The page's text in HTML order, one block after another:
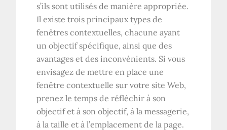
s’ils sont utilisés de manière appropriée.
Il existe trois principaux types de
fenêtres contextuelles, chacune ayant
un objectif spécifique, ainsi que des
avantages et des inconvénients. Si vous
envisagez de mettre en place une
fenêtre contextuelle sur votre site Web,
prenez le temps de réfléchir à son
objectif et à son objectif, à la messagerie,
à la taille et à l’emplacement de la page.